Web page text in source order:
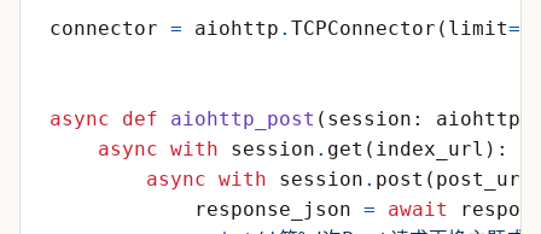
connector = aiohttp . TCPConnector ( limit=
async def aiohttp_post ( session : aiohttp
async with session . get ( index_url ) :
async with session . post ( post_url
response_json = await